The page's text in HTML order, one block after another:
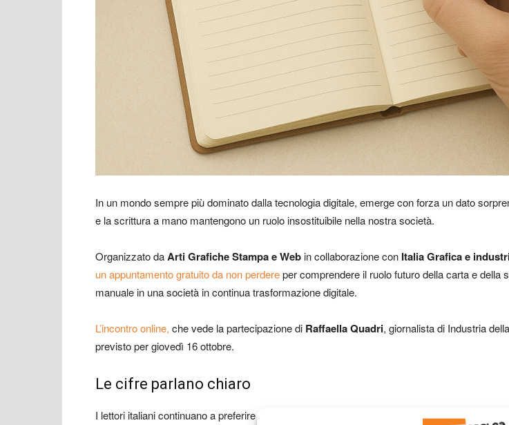
In un mondo sempre più dominato dalla tecnologia digitale, emerge con forza un dato
e la scrittura a mano mantengono un ruolo insostituibile nella nostra società.
Organizzato daArti Grafiche Stampa e Webin collaborazione con Italia Grafica e
un appuntamento gratuito da non perdereper comprendere il ruolo futuro della carta e della
manuale in una società in continua trasformazione digitale.
L’incontro online, che vede la partecipazione di Raffaella Quadri, giornalista di Industria
previsto per giovedì 16 ottobre.
Le cifre parlano chiaro
I lettori italiani continuano a preferire i libri cartacei: secondo i dati dell’Istat e